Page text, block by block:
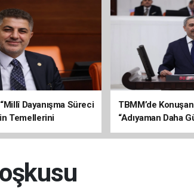
Dayanışma Süreci
Temellerini
TBMM’de
“Adıyaman Daha
Yürüyor”